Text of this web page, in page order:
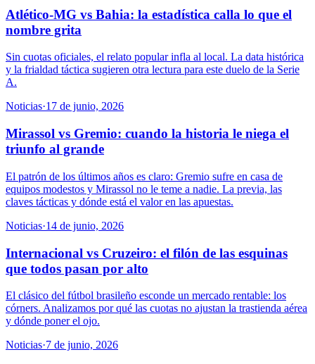
Atlético-MG vs Bahia: la estadística calla lo que el
nombre grita
Sin cuotas oficiales, el relato popular infla al local. La data histórica
y la frialdad táctica sugieren otra lectura para este duelo de la Serie
A.
Noticias·17 de junio, 2026
Mirassol vs Gremio: cuando la historia le niega el
triunfo al grande
El patrón de los últimos años es claro: Gremio sufre en casa de
equipos modestos y Mirassol no le teme a nadie. La previa, las
claves tácticas y dónde está el valor en las apuestas.
Noticias·14 de junio, 2026
Internacional vs Cruzeiro: el filón de las esquinas
que todos pasan por alto
El clásico del fútbol brasileño esconde un mercado rentable: los
córners. Analizamos por qué las cuotas no ajustan la trastienda aérea
y dónde poner el ojo.
Noticias·7 de junio, 2026